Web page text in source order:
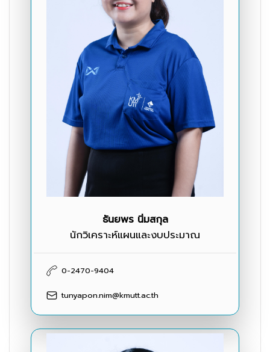
ธันยพร นิ่มสกุล
นักวิเคราะห์แผนและงบประมาณ
0-2470-9404
tunyapon.nim@kmutt.ac.th